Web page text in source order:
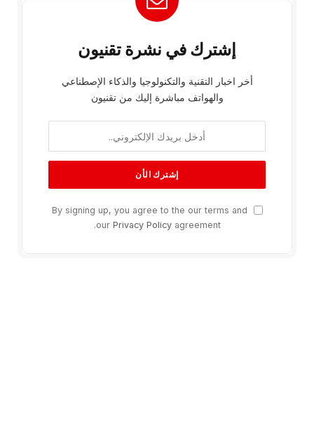
إشترك في نشرة تقنيون
أخر اخبار التقنية والتكنولوجيا والذكاء الإصطناعي
والهواتف مباشرة إليك من تقنيون
By signing up, you agree to the our terms and
our Privacy Policyagreement.